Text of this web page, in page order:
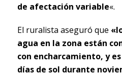
de afectación variable«.
El ruralista aseguró que
agua en la zona están
con encharcamiento, y
días de sol durante